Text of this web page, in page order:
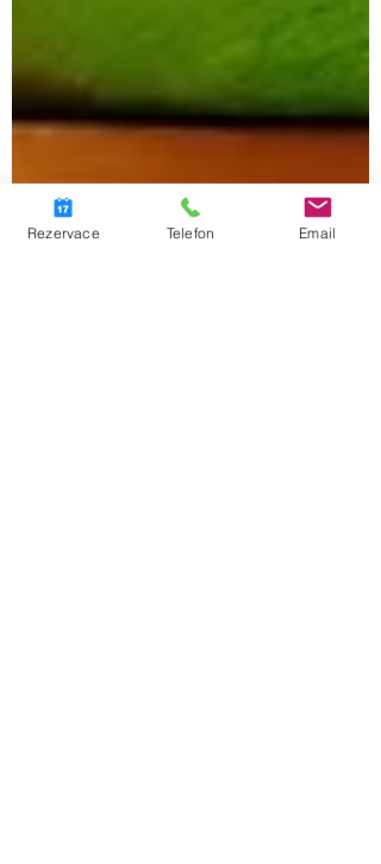
Rezervace Telefon Email